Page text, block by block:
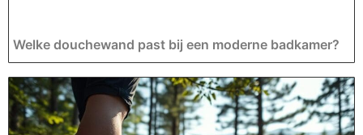
Welke douchewand past bij een moderne badkamer?